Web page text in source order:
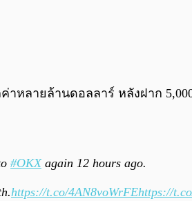
าหลายล้านดอลลาร์ หลังฝาก
#OKXagain 12 hours ago.
https://t.co/4AN8voWrFEhttps://